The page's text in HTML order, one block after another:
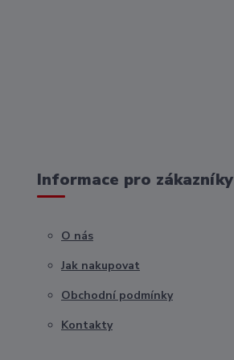
Informace pro zákazníky
O nás
Jak nakupovat
Obchodní podmínky
Kontakty